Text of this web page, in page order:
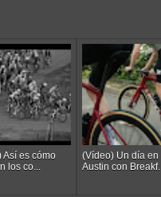
Así es cómo
los co...
(Vídeo) Un día en
Austin con Breakf...